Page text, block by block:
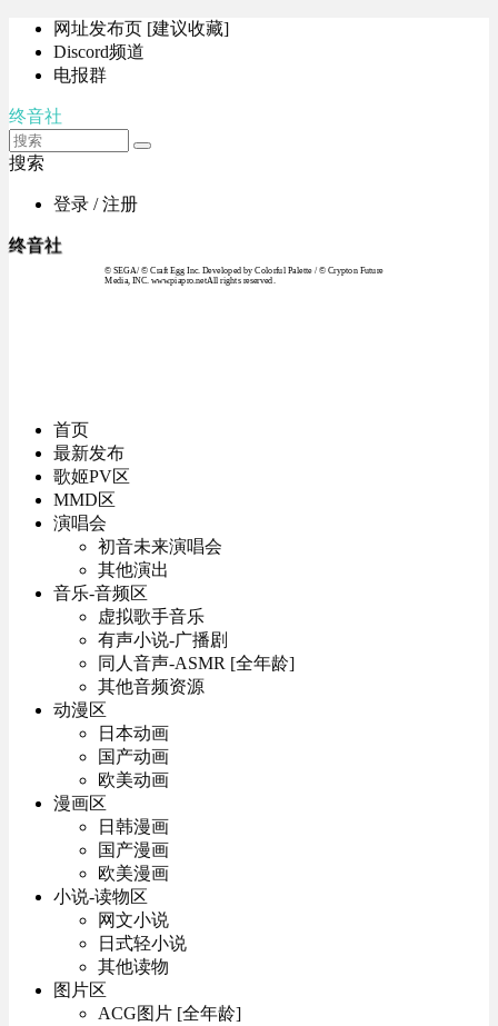
网址发布页 [建议收藏]
Discord频道
电报群
终音社
搜索
登录 / 注册
终音社
© SEGA / © Craft Egg Inc. Developed by Colorful Palette / © Crypton Future
Media, INC. www.piapro.netAll rights reserved.
首页
最新发布
歌姬PV区
MMD区
演唱会
初音未来演唱会
其他演出
音乐-音频区
虚拟歌手音乐
有声小说-广播剧
同人音声-ASMR [全年龄]
其他音频资源
动漫区
日本动画
国产动画
欧美动画
漫画区
日韩漫画
国产漫画
欧美漫画
小说-读物区
网文小说
日式轻小说
其他读物
图片区
ACG图片 [全年龄]